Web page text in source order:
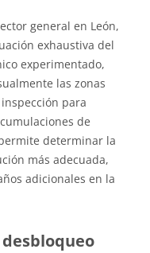
general en León,
exhaustiva del
experimentado,
las zonas
para
de
determinar la
más adecuada,
adicionales en la